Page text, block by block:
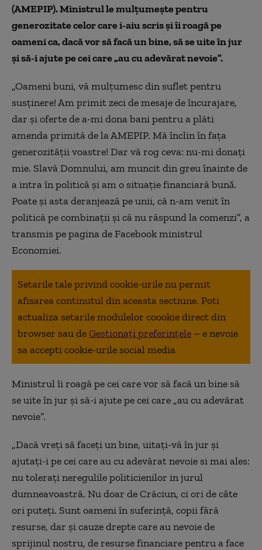
(AMEPIP). Ministrul le mulțumește pentru
generozitate celor care i-aiu scris și îi roagă pe
oameni ca, dacă vor să facă un bine, să se uite în jur
şi să-i ajute pe cei care „au cu adevărat nevoie”.
„Oameni buni, vă mulţumesc din suflet pentru
susţinere! Am primit zeci de mesaje de încurajare,
dar şi oferte de a-mi dona bani pentru a plăti
amenda primită de la AMEPIP. Mă înclin în faţa
generozităţii voastre! Dar vă rog ceva: nu-mi donaţi
mie. Slavă Domnului, am muncit din greu înainte de
a intra în politică şi am o situaţie financiară bunǎ.
Poate şi asta deranjează pe unii, că n-am venit în
politică pe combinaţii şi că nu răspund la comenzi”, a
transmis pe pagina de Facebook ministrul
Economiei.
Setarile tale privind cookie-urile nu permit
afisarea continutul din aceasta sectiune. Poti
actualiza setarile modulelor coookie direct din
browser sau deGestionați preferințele – e nevoie
sa accepti cookie-urile social media
Ministrul îi roagă pe cei care vor să facă un bine să
se uite în jur şi să-i ajute pe cei care „au cu adevărat
nevoie”.
„Dacă vreți să faceți un bine, uitați-vă în jur și
ajutați-i pe cei care au cu adevărat nevoie si mai ales:
nu tolerați neregulile politicienilor in jurul
dumneavoastră. Nu doar de Crăciun, ci ori de câte
ori puteți. Sunt oameni în suferință, copii fără
resurse, dar și cauze drepte care au nevoie de
sprijinul nostru, de resurse financiare pentru a face